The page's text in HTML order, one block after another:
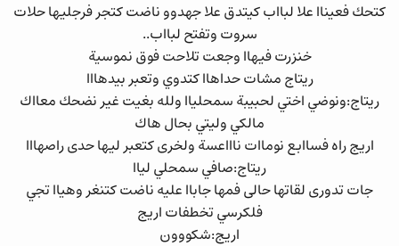
كتحك فعيناا علا لبااب كيتدق علا جهدوو ناضت كتجر فرجليها حلات
سروت وتفتح لبااب..
خنزرت فيهاا وجعت تلاحت فوق نموسية
ريتاج مشات حداهاا كتدوي وتعبر بيدهااا
ريتاج:ونوضي اختي لحبيبة سمحلياا ولله بغيت غير نضحك معااك
مالكي وليتي بحال هاك
اريج راه فساابع نوماات ناااعسة ولخرى كتعبر ليها حدى راصهااا
ريتاج:صافي سمحلي لياا
جات تدورى لقاتها حالى فمها جاباا عليه ناضت كتنغر وهياا تجي
فلكرسي تخطفات اريج
اريج:شكووون